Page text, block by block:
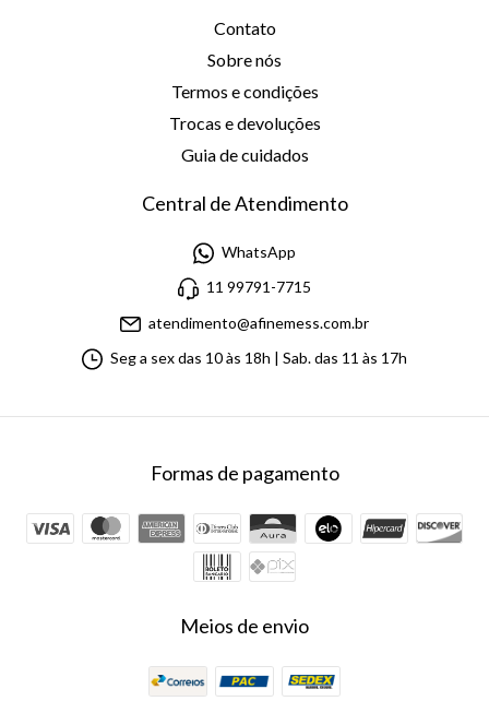
Contato
Sobre nós
Termos e condições
Trocas e devoluções
Guia de cuidados
Central de Atendimento
WhatsApp
11 99791-7715
atendimento@afinemess.com.br
Seg a sex das 10 às 18h | Sab. das 11 às 17h
Formas de pagamento
Meios de envio